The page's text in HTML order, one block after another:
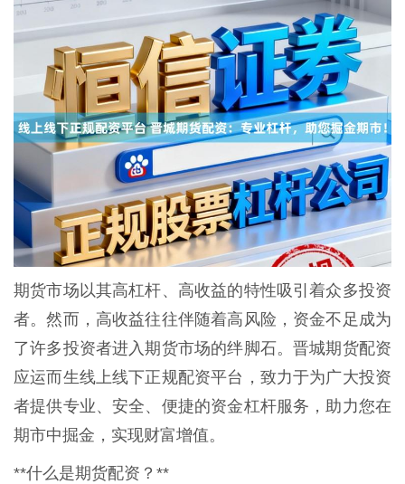
期货市场以其高杠杆、高收益的特性吸引着众多投资
者。然而，高收益往往伴随着高风险，资金不足成为
了许多投资者进入期货市场的绊脚石。晋城期货配资
应运而生线上线下正规配资平台，致力于为广大投资
者提供专业、安全、便捷的资金杠杆服务，助力您在
期市中掘金，实现财富增值。
**什么是期货配资？**